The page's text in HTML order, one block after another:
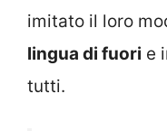
imitato il loro
lingua di fuori e
tutti.